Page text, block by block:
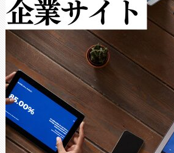
作業と点群処理を
Avia 2は、2種類の
× 80°のノーマル
ードを切り替えて
ることなく、単一
うにします。遠距